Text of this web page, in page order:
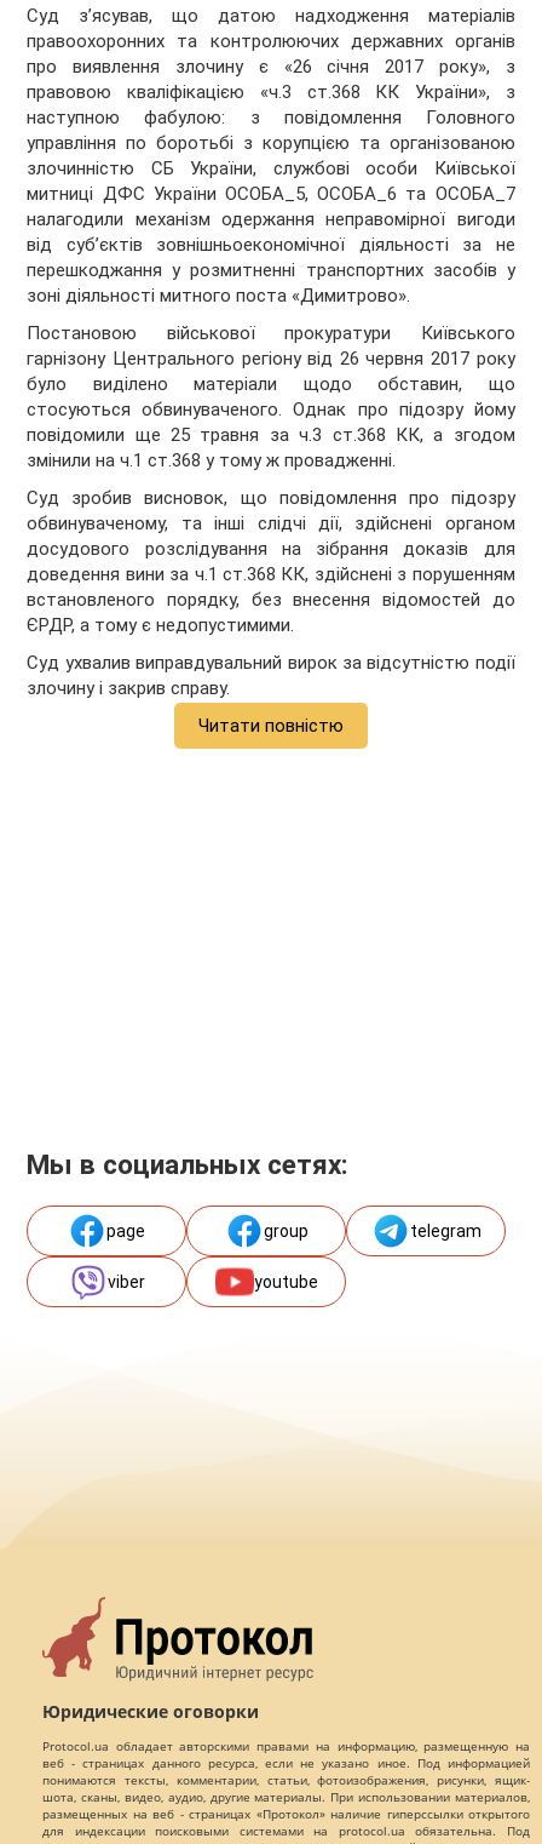
Суд з’ясував, що датою надходження матеріалів
правоохоронних та контролюючих державних органів
про виявлення злочину є «26 січня 2017 року», з
правовою кваліфікацією «ч.3 ст.368 КК України», з
наступною фабулою: з повідомлення Головного
управління по боротьбі з корупцією та організованою
злочинністю СБ України, службові особи Київської
митниці ДФС України ОСОБА_5, ОСОБА_6 та ОСОБА_7
налагодили механізм одержання неправомірної вигоди
від суб’єктів зовнішньоекономічної діяльності за не
перешкоджання у розмитненні транспортних засобів у
зоні діяльності митного поста «Димитрово».
Постановою військової прокуратури Київського
гарнізону Центрального регіону від 26 червня 2017 року
було виділено матеріали щодо обставин, що
стосуються обвинуваченого. Однак про підозру йому
повідомили ще 25 травня за ч.3 ст.368 КК, а згодом
змінили на ч.1 ст.368 у тому ж провадженні.
Суд зробив висновок, що повідомлення про підозру
обвинуваченому, та інші слідчі дії, здійснені органом
досудового розслідування на зібрання доказів для
доведення вини за ч.1 ст.368 КК, здійснені з порушенням
встановленого порядку, без внесення відомостей до
ЄРДР, а тому є недопустимими.
Суд ухвалив виправдувальний вирок за відсутністю події
злочину і закрив справу.
Читати повністю
Мы в социальных сетях:
page group telegram
viber youtube
Юридические оговорки
Protocol.ua обладает авторскими правами на информацию, размещенную на
веб - страницах данного ресурса, если не указано иное. Под информацией
понимаются тексты, комментарии, статьи, фотоизображения, рисунки, ящик-
шота, сканы, видео, аудио, другие материалы. При использовании материалов,
размещенных на веб - страницах «Протокол» наличие гиперссылки открытого
для индексации поисковыми системами на protocol.ua обязательна. Под